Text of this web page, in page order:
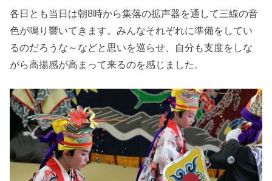
各日とも当日は朝8時から集落の拡声器を通して三線の音
色が鳴り響いてきます。みんなそれぞれに準備をしてい
るのだろうな～などと思いを巡らせ、自分も支度をしな
がら高揚感が高まって来るのを感じました。